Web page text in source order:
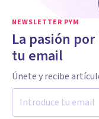
NEWSLETTER PYM
La pasión
tu email
Únete y recibe